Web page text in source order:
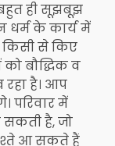
ही सूझबूझ
धर्म के कार्य में
से किए
को बौद्धिक व
है। आप
परिवार में
है, जो
आ सकते हैं